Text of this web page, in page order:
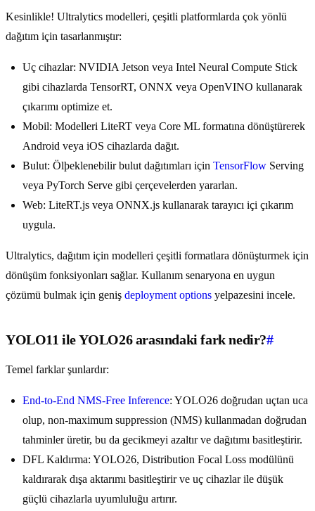
Kesinlikle! Ultralytics modelleri, çeşitli platformlarda çok yönlü
dağıtım için tasarlanmıştır:
Uç cihazlar: NVIDIA Jetson veya Intel Neural Compute Stick
gibi cihazlarda TensorRT, ONNX veya OpenVINO kullanarak
çıkarımı optimize et.
Mobil: Modelleri LiteRT veya Core ML formatına dönüştürerek
Android veya iOS cihazlarda dağıt.
Bulut: Ölþeklenebilir bulut dağıtımları için TensorFlow Serving
veya PyTorch Serve gibi çerçevelerden yararlan.
Web: LiteRT.js veya ONNX.js kullanarak tarayıcı içi çıkarım
uygula.
Ultralytics, dağıtım için modelleri çeşitli formatlara dönüşturmek için
dönüşüm fonksiyonları sağlar. Kullanım senaryona en uygun
çözümü bulmak için geniş deployment options yelpazesini incele.
YOLO11 ile YOLO26 arasındaki fark nedir?#
Temel farklar şunlardır:
End-to-End NMS-Free Inference: YOLO26 doğrudan uçtan uca
olup, non-maximum suppression (NMS) kullanmadan doğrudan
tahminler üretir, bu da gecikmeyi azaltır ve dağıtımı basitleştirir.
DFL Kaldırma: YOLO26, Distribution Focal Loss modülünü
kaldırarak dışa aktarımı basitleştirir ve uç cihazlar ile düşük
güçlü cihazlarla uyumluluğu artırır.